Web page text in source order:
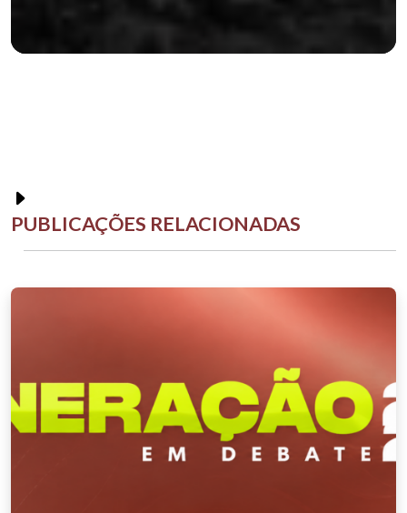
PUBLICAÇÕES RELACIONADAS